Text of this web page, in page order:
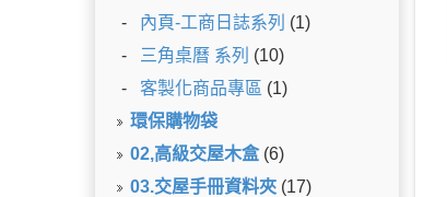
- 內頁-工商日誌系列 (1)
-
三角桌曆 系列 (10)
- 客製化商品專區 (1)
環保購物袋
02,高級交屋木盒(6)
03.交屋手冊資料夾 (17)